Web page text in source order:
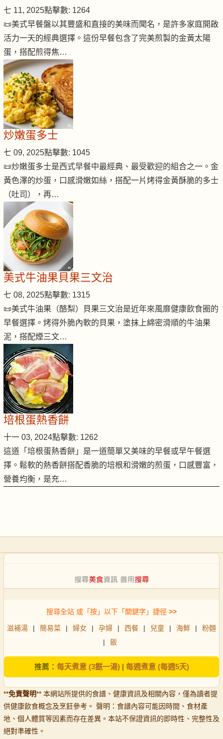
七 11, 2025點擊數: 1264
📜美式早餐盤以其豐盛和直接的美味而聞名，是許多家庭開啟
活力一天的經典選擇。這份早餐包含了完美煎製的金黃太陽
蛋，搭配煎得焦…
炒嫩蛋多士
七 09, 2025點擊數: 1045
📜炒嫩蛋多士是西式早餐中最經典、最受歡迎的組合之一。金
黃色澤的炒蛋，口感滑嫩如絲，搭配一片烤得金黃酥脆的多士
（吐司），再…
美式牛油果貝果三文治
七 08, 2025點擊數: 1315
📜美式牛油果（酪梨）貝果三文治是近年來風靡健康飲食圈的
早餐選擇。烤得外脆內軟的貝果，塗抹上綿密滑順的牛油果
泥，搭配煙三文…
培根蛋熱香餅
十一 03, 2024點擊數: 1262
這道「培根蛋熱香餅」是一道簡單又美味的早餐或早午餐選
擇。鬆軟的熱香餅搭配香脆的培根和滑嫩的煎蛋，口感豐富，
營養均衡，是充…
搜尋全站 或「按」以下「關鍵字」捷徑 >>
滋補湯 | 簡易菜 | 婦女 | 孕婦 | 西餐 | 兒童 | 海鮮 |
粉麵
|
飯
推薦： 每天煮意 (3餸一湯)| 每週煮意 (每週5天)
**免責聲明** 本網站所提供的食譜、健康資訊及相關內容，僅為讀者提
供健康飲食概念及烹飪參考。 聲明：食譜內容可能因時間、食材產
地、個人體質等因素而存在差異。本站不保證資訊的即時性、完整性及
絕對準確性。